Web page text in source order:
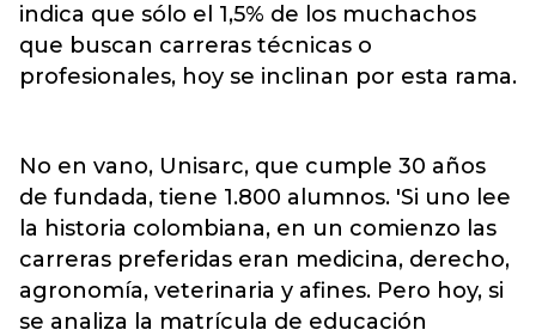
indica que sólo el 1,5% de los muchachos
que buscan carreras técnicas o
profesionales, hoy se inclinan por esta rama.
No en vano, Unisarc, que cumple 30 años
de fundada, tiene 1.800 alumnos. 'Si uno lee
la historia colombiana, en un comienzo las
carreras preferidas eran medicina, derecho,
agronomía, veterinaria y afines. Pero hoy, si
se analiza la matrícula de educación